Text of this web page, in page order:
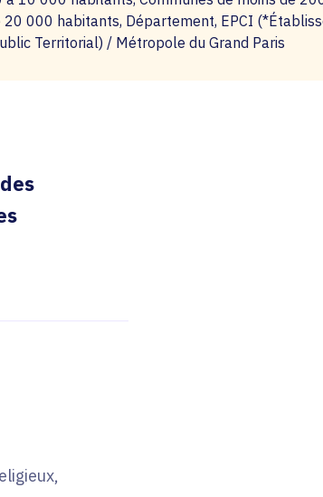
20 000 habitants, Département, EPCI
Territorial) / Métropole du Grand Paris
6
Le Médiateur
Île-de-France